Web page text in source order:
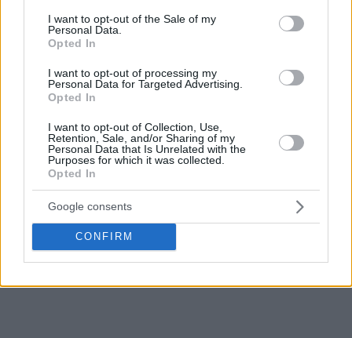
consent section.
I want to opt-out of the Sale of my
Personal Data.
Opted In
I want to opt-out of processing my
Personal Data for Targeted Advertising.
Opted In
I want to opt-out of Collection, Use,
Retention, Sale, and/or Sharing of my
Personal Data that Is Unrelated with the
Purposes for which it was collected.
Opted In
Google consents
CONFIRM
Το -ακόμα πιο- εντυπωσιακό; Ο Τζέιμς χρειάστηκε
αγώνες στην Ευρωλίγκα για να φτάσει τα τρία ματς 35+
πόντων, ενώ ο Λάρκιν 93.